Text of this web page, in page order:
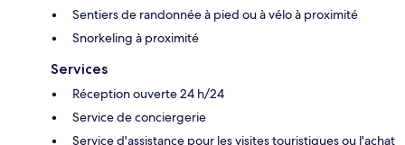
Sentiers de randonnée à pied ou à vélo à proximité
Snorkeling à proximité
Services
Réception ouverte 24 h/24
Service de conciergerie
Service d'assistance pour les visites touristiques ou l'achat